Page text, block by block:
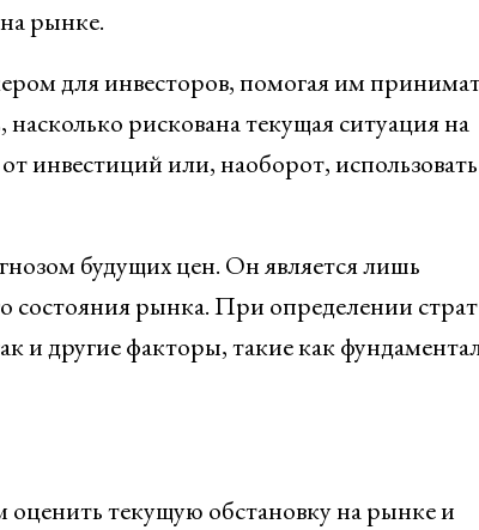
рынке.
для инвесторов, помогая им
рискована текущая ситуация на
инвестиций или, наоборот, использовать
будущих цен. Он является лишь
рынка. При определении
и другие факторы, такие как
оценить текущую обстановку на рынке и